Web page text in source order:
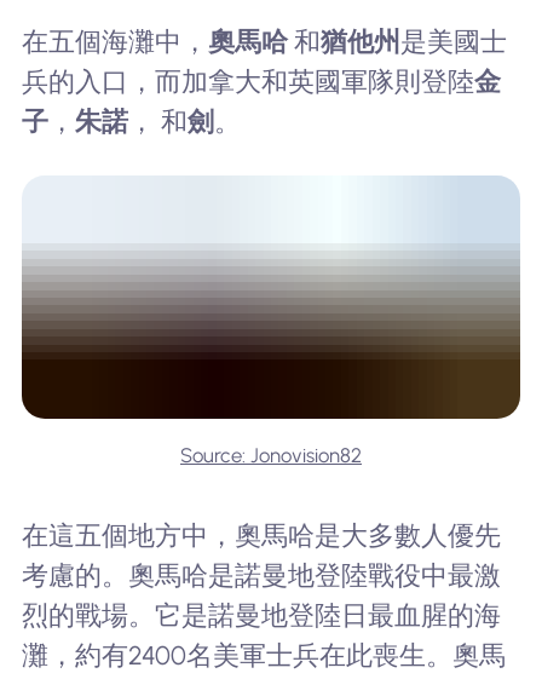
在五個海灘中， 奧馬哈和猶他州 是美國士
兵的入口，而加拿大和英國軍隊則登陸金
子， 朱諾， 和劍 。
Source: Jonovision82
在這五個地方中，奧馬哈是大多數人優先
考慮的。奧馬哈是諾曼地登陸戰役中最激
烈的戰場。它是諾曼地登陸日最血腥的海
灘，約有2400名美軍士兵在此喪生。奧馬